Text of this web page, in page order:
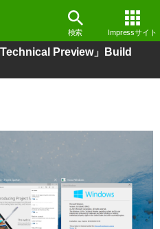
検索 Impressサイト
Preview」Build